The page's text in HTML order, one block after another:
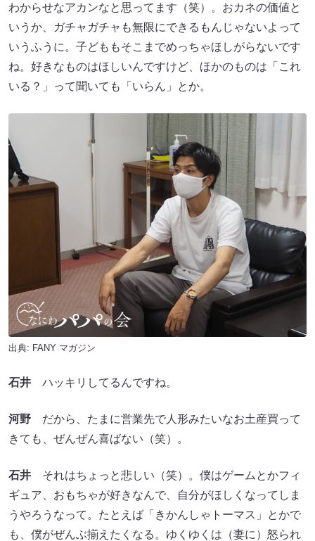
わからせなアカンなと思ってます（笑）。おカネの価値と
いうか、ガチャガチャも無限にできるもんじゃないよって
いうふうに。子どももそこまでめっちゃほしがらないです
ね。好きなものはほしいんですけど、ほかのものは「これ
いる？」って聞いても「いらん」とか。
出典: FANY マガジン
石井 ハッキリしてるんですね。
河野 だから、たまに営業先で人形みたいなお土産買って
きても、ぜんぜん喜ばない（笑）。
石井 それはちょっと悲しい（笑）。僕はゲームとかフィ
ギュア、おもちゃが好きなんで、自分がほしくなってしま
うやろうなって。たとえば「きかんしゃトーマス」とかで
も、僕がぜんぶ揃えたくなる。ゆくゆくは（妻に）怒られ